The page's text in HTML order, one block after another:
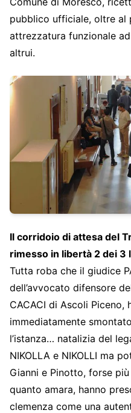
pubblico ufficiale, oltre
attrezzatura funzionale
altrui.
Il corridoio di attesa del
rimesso in libertà 2 dei 3
Tutta roba che il giudice
dell’avvocato difensore
CACACI di Ascoli Piceno,
immediatamente
l’istanza… natalizia del
NIKOLLA e NIKOLLI ma
Gianni e Pinotto, forse
quanto amara, hanno
clemenza come una